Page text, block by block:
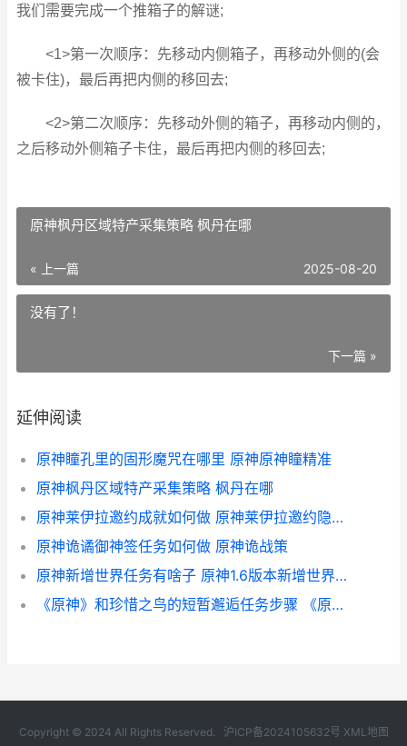
我们需要完成一个推箱子的解谜;
<1>第一次顺序：先移动内侧箱子，再移动外侧的(会
被卡住)，最后再把内侧的移回去;
<2>第二次顺序：先移动外侧的箱子，再移动内侧的，
之后移动外侧箱子卡住，最后再把内侧的移回去;
原神枫丹区域特产采集策略 枫丹在哪
« 上一篇 2025-08-20
没有了！
下一篇 »
延伸阅读
原神瞳孔里的固形魔咒在哪里 原神原神瞳精准
原神枫丹区域特产采集策略 枫丹在哪
原神莱伊拉邀约成就如何做 原神莱伊拉邀约隐藏成就
原神诡谲御神签任务如何做 原神诡战策
原神新增世界任务有啥子 原神1.6版本新增世界任务
《原神》和珍惜之鸟的短暂邂逅任务步骤 《原神》和珍惜的区别
Copyright © 2024 All Rights Reserved. 沪ICP备2024105632号 XML地图